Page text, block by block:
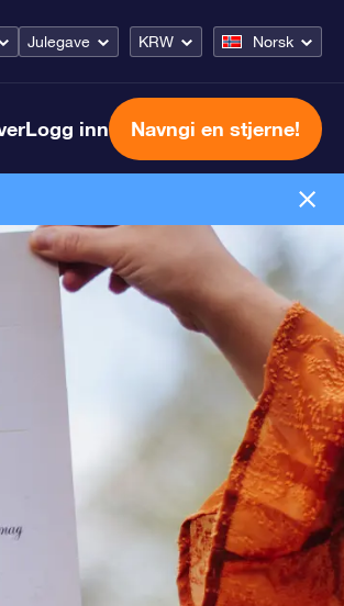
Julegave KRW Norsk
Logg inn Navngi en stjerne!